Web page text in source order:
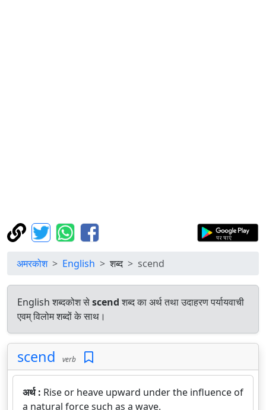
अमरकोश English शब्द scend
English शब्दकोश सेscendशब्द का अर्थ तथा उदाहरण पर्यायवाची
एवम् विलोम शब्दों के साथ।
scend verb
अर्थ : Rise or heave upward under the influence of
a natural force such as a wave.